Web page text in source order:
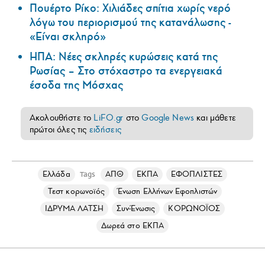
Πουέρτο Ρίκο: Χιλιάδες σπίτια χωρίς νερό
λόγω του περιορισμού της κατανάλωσης -
«Είναι σκληρό»
ΗΠΑ: Nέες σκληρές κυρώσεις κατά της
Ρωσίας – Στο στόχαστρο τα ενεργειακά
έσοδα της Μόσχας
Ακολουθήστε το LiFO.gr στοGoogle News και μάθετε
πρώτοι όλες τις ειδήσεις
Ελλάδα Tags ΑΠΘ ΕΚΠΑ
ΕΦΟΠΛΙΣΤΕΣ
Τεστ κορωνοϊός
Ένωση Ελλήνων Εφοπλιστών
ΙΔΡΥΜΑ ΛΑΤΣΗ
Συν-Ένωσις
ΚΟΡΩΝΟΪΟΣ
Δωρεά στο ΕΚΠΑ